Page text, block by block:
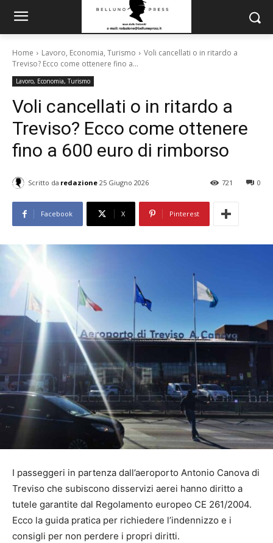
Home Lavoro, Economia, Turismo
Voli cancellati o in ritardo a
Treviso? Ecco come ottenere fino a...
Lavoro, Economia, Turismo
Voli cancellati o in ritardo a
Treviso? Ecco come ottenere
fino a 600 euro di rimborso
Scritto da redazione 25 Giugno 2026 0
721
Facebook X Pinterest
I passeggeri in partenza dall’aeroporto Antonio Canova di
Treviso che subiscono disservizi aerei hanno diritto a
tutele garantite dal Regolamento europeo CE 261/2004.
Ecco la guida pratica per richiedere l’indennizzo e i
consigli per non perdere i propri diritti.